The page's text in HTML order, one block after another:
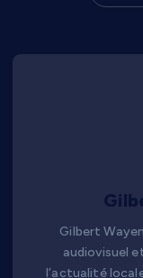
Gilbert
audiovisuel
l’actualité